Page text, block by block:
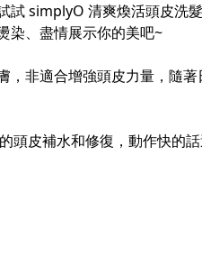
simplyO 清爽煥活頭皮洗
染、盡情展示你的美吧~
非適合增強頭皮力量，隨
頭皮補水和修復，動作快的